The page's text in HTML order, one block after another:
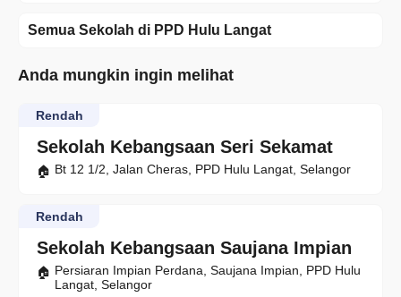
Semua Sekolah di PPD Hulu Langat
Anda mungkin ingin melihat
Sekolah Kebangsaan Seri Sekamat
Rendah
Bt 12 1/2, Jalan Cheras, PPD Hulu Langat, Selangor
Sekolah Kebangsaan Saujana Impian
Rendah
Persiaran Impian Perdana, Saujana Impian, PPD Hulu
Langat, Selangor